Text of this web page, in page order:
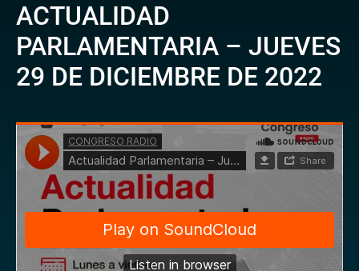
ACTUALIDAD
PARLAMENTARIA – JUEVES
29 DE DICIEMBRE DE 2022